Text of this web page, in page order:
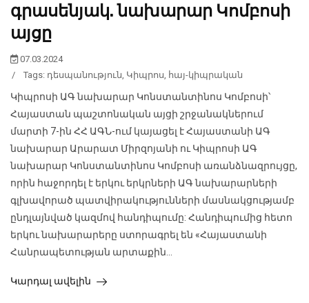
գրասենյակ. նախարար Կոմբոսի
այցը
07.03.2024
/
Tags: դեսպանություն Կիպրոս հայ-կիպրական
Կիպրոսի ԱԳ նախարար Կոնստանտինոս Կոմբոսի՝
Հայաստան պաշտոնական այցի շրջանակներում
մարտի 7-ին ՀՀ ԱԳՆ-ում կայացել է Հայաստանի ԱԳ
նախարար Արարատ Միրզոյանի ու Կիպրոսի ԱԳ
նախարար Կոնստանտինոս Կոմբոսի առանձնազրույցը,
որին հաջորդել է երկու երկրների ԱԳ նախարարների
գլխավորած պատվիրակությունների մասնակցությամբ
ընդլայնված կազմով հանդիպումը: Հանդիպումից հետո
երկու նախարարերը ստորագրել են «Հայաստանի
Հանրապետության արտաքին...
Կարդալ ավելին